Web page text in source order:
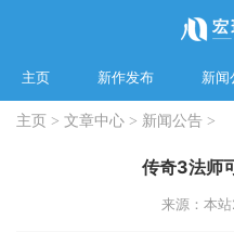
主页 新作发布 新闻
主页 > 文章中心 > 新闻公告 >
传奇3法师
来源：本站